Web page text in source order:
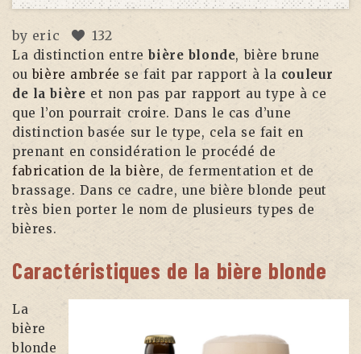
by eric 132
La distinction entrebière blonde, bière brune
ou bière ambrée se fait par rapport à la couleur
de la bière et non pas par rapport au type à ce
que l’on pourrait croire. Dans le cas d’une
distinction basée sur le type, cela se fait en
prenant en considération le procédé de
fabrication de la bière, de fermentation et de
brassage. Dans ce cadre, une bière blonde peut
très bien porter le nom de plusieurs types de
bières.
Caractéristiques de la bière blonde
La
bière
blonde